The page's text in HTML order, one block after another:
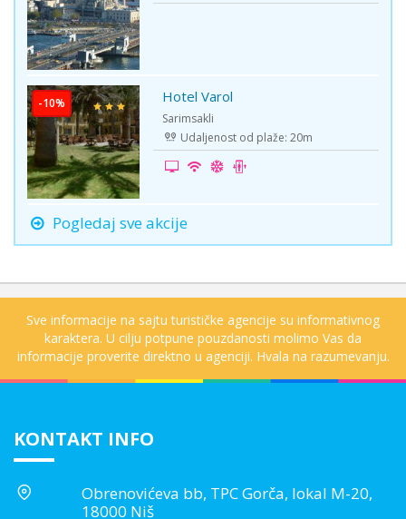
-10% Hotel Varol
Sarimsakli
Udaljenost od plaže: 20m
Pogledaj sve akcije
Sve informacije na sajtu turističke agencije su informativnog
karaktera. U cilju potpune pouzdanosti molimo Vas da
informacije proverite direktno u agenciji. Hvala na razumevanju.
KONTAKT INFO
Obrenovićeva bb, TPC Gorča, lokal M-20,
18000 Niš